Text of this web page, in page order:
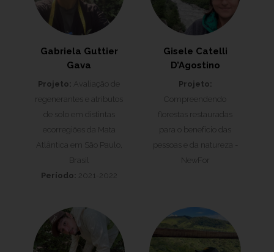
Gabriela Guttier
Gava
Projeto: Avaliação de
regenerantes e atributos
de solo em distintas
ecorregiões da Mata
Atlântica em São Paulo,
Brasil
Período: 2021-2022
Gisele Catelli
D’Agostino
Projeto:
Compreendendo
florestas restauradas
para o benefício das
pessoas e da natureza -
NewFor